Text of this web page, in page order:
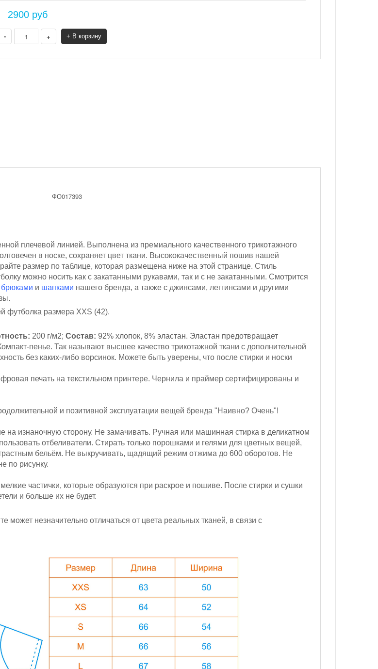
2900 руб
- + + В корзину
ФО017393
плечевой линией. Выполнена из премиального качественного трикотажного
в носке, сохраняет цвет ткани. Высококачественный пошив нашей
размер по таблице, которая размещена ниже на этой странице. Стиль
можно носить как с закатанными рукавами, так и с не закатанными. Смотрится
брюками и шапками нашего бренда, а также с джинсами, леггинсами и другими
футболка размера XXS (42).
200 г/м2; Состав: 92% хлопок, 8% эластан. Эластан предотвращает
пенье. Так называют высшее качество трикотажной ткани с дополнительной
без каких-либо ворсинок. Можете быть уверены, что после стирки и носки
печать на текстильном принтере. Чернила и праймер сертифицированы и
и позитивной эксплуатации вещей бренда "Наивно? Очень"!
на изнаночную сторону. Не замачивать. Ручная или машинная стирка в деликатном
отбеливатели. Стирать только порошками и гелями для цветных вещей,
бельём. Не выкручивать, щадящий режим отжима до 600 оборотов. Не
по рисунку.
частички, которые образуются при раскрое и пошиве. После стирки и сушки
и больше их не будет.
незначительно отличаться от цвета реальных тканей, в связи с